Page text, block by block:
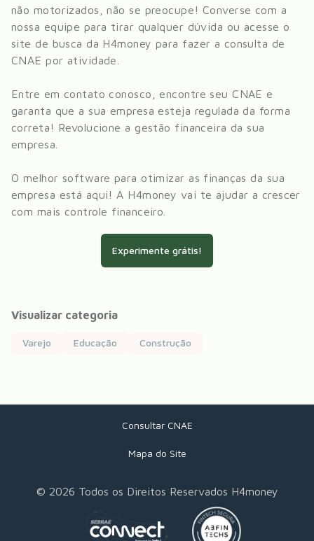
não motorizados , não se preocupe! Converse com a
nossa equipe para tirar qualquer dúvida ou acesse o
site de busca da H4money para fazer a consulta de
CNAE por atividade.
Entre em contato conosco, encontre seu CNAE e
garanta que a sua empresa esteja regulada da forma
correta! Revolucione a gestão financeira da sua
empresa.
O melhor software para otimizar as finanças da sua
empresa está aqui! A H4money vai te ajudar a crescer
com mais controle financeiro.
Experimente grátis!
Visualizar categoria
Varejo Educação Construção
Consultar CNAE
Mapa do Site
© 2026 Todos os Direitos Reservados H4money